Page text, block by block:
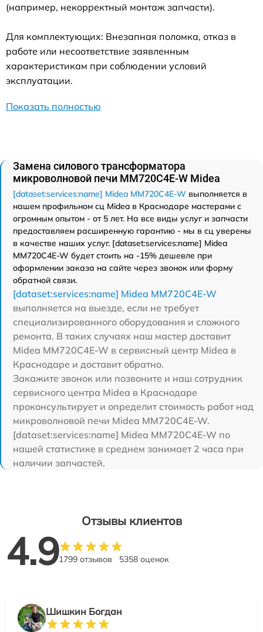
(например, некорректный монтаж запчасти).
Для комплектующих: Внезапная поломка, отказ в
работе или несоответствие заявленным
характеристикам при соблюдении условий
эксплуатации.
Показать полностью
Замена силового трансформатора
микроволновой печи MM720C4E-W Midea
[dataset:services:name] Midea MM720C4E-W выполняется в
нашем профильном сц Midea в Краснодаре мастерами с
огромным опытом - от 5 лет. На все виды услуг и запчасти
предоставляем расширенную гарантию - мы в сц уверены
в качестве наших услуг. [dataset:services:name] Midea
MM720C4E-W будет стоить на -15% дешевле при
оформлении заказа на сайте через звонок или форму
обратной связи.
[dataset:services:name] Midea MM720C4E-W
выполняется на выезде, если не требует
специализированного оборудования и сложного
ремонта. В таких случаях наш мастер доставит
Midea MM720C4E-W в сервисный центр Midea в
Краснодаре и доставит обратно.
Закажите звонок или позвоните и наш сотрудник
сервисного центра Midea в Краснодаре
проконсультирует и определит стоимость работ над
микроволновой печи Midea MM720C4E-W.
[dataset:services:name] Midea MM720C4E-W по
нашей статистике в среднем занимает 2 часа при
наличии запчастей.
Отзывы клиентов
4.91799 отзывов 5358 оценок
Шишкин Богдан